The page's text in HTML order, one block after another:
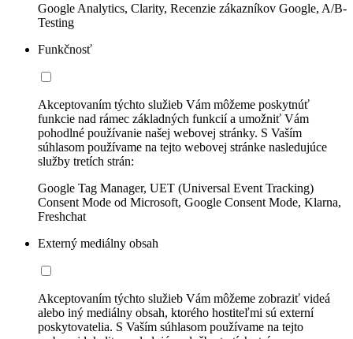
Google Analytics, Clarity, Recenzie zákazníkov Google, A/B-
Testing
Funkčnosť
Akceptovaním týchto služieb Vám môžeme poskytnúť
funkcie nad rámec základných funkcií a umožniť Vám
pohodlné používanie našej webovej stránky. S Vaším
súhlasom používame na tejto webovej stránke nasledujúce
služby tretích strán:
Google Tag Manager, UET (Universal Event Tracking)
Consent Mode od Microsoft, Google Consent Mode, Klarna,
Freshchat
Externý mediálny obsah
Akceptovaním týchto služieb Vám môžeme zobraziť videá
alebo iný mediálny obsah, ktorého hostiteľmi sú externí
poskytovatelia. S Vaším súhlasom používame na tejto